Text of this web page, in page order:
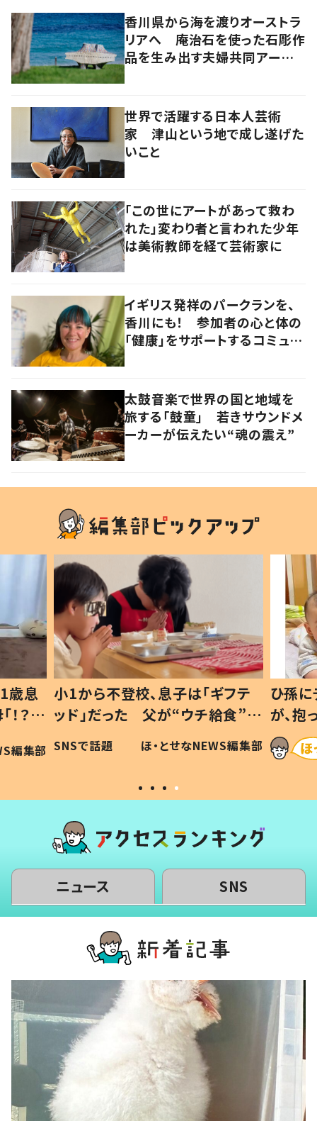
香川県から海を渡りオーストラ
リアへ 庵治石を使った石彫作
品を生み出す夫婦共同アーティ
世界で活躍する日本人芸術
家 津山という地で成し遂げた
いこと
「この世にアートがあって救わ
れた」変わり者と言われた少年
は美術教師を経て芸術家に
イギリス発祥のパークランを、
香川にも！ 参加者の心と体の
「健康」をサポートするコミュニ
太鼓音楽で世界の国と地域を
旅する「鼓童」 若きサウンドメ
ーカーが伝えたい“魂の震え”
歳息
？」
編集部
小1から不登校、息子は「ギフテ
ッド」だった 父が“ウチ給食”を
作り続ける理由とは #令和の親
#令和の子
SNSで話題 ほ・とせなNEWS編集部
ひ孫
が、
「涙が
い」
ニュース SNS